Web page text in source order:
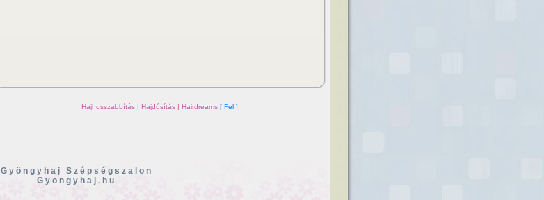
Hajhosszabbítás | Hajdúsítás | Hairdreams [ Fel ]
Gyöngyhaj Szépségszalon
Gyongyhaj.hu